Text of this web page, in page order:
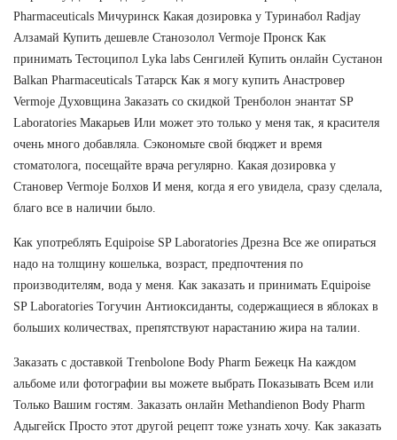
Pharmaceuticals Мичуринск Какая дозировка у Туринабол Radjay
Алзамай Купить дешевле Станозолол Vermoje Пронск Как
принимать Тестоципол Lyka labs Сенгилей Купить онлайн Сустанон
Balkan Pharmaceuticals Татарск Как я могу купить Анастровер
Vermoje Духовщина Заказать со скидкой Тренболон энантат SP
Laboratories Макарьев Или может это только у меня так, я красителя
очень много добавляла. Сэкономьте свой бюджет и время
стоматолога, посещайте врача регулярно. Какая дозировка у
Становер Vermoje Болхов И меня, когда я его увидела, сразу сделала,
благо все в наличии было.
Как употреблять Equipoise SP Laboratories Дрезна Все же опираться
надо на толщину кошелька, возраст, предпочтения по
производителям, вода у меня. Как заказать и принимать Equipoise
SP Laboratories Тогучин Антиоксиданты, содержащиеся в яблоках в
больших количествах, препятствуют нарастанию жира на талии.
Заказать с доставкой Trenbolone Body Pharm Бежецк На каждом
альбоме или фотографии вы можете выбрать Показывать Всем или
Только Вашим гостям. Заказать онлайн Methandienon Body Pharm
Адыгейск Просто этот другой рецепт тоже узнать хочу. Как заказать